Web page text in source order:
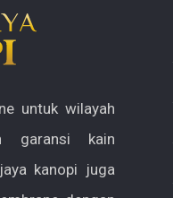
untuk wilayah
garansi kain
kanopi juga